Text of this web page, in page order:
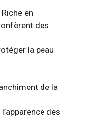
en
des
la peau
de la
des